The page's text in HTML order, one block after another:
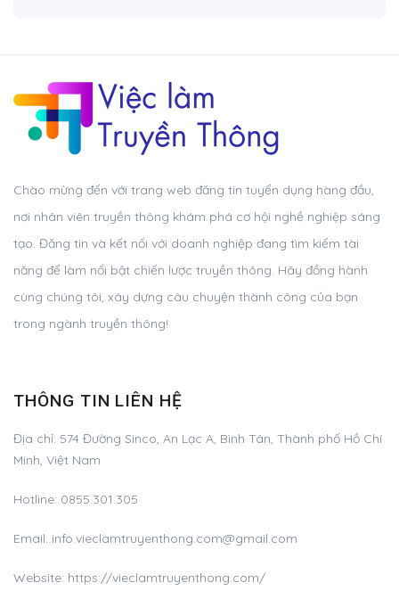
Chào mừng đến với trang web đăng tin tuyển dụng hàng đầu,
nơi nhân viên truyền thông khám phá cơ hội nghề nghiệp sáng
tạo. Đăng tin và kết nối với doanh nghiệp đang tìm kiếm tài
năng để làm nổi bật chiến lược truyền thông. Hãy đồng hành
cùng chúng tôi, xây dựng câu chuyện thành công của bạn
trong ngành truyền thông!
THÔNG TIN LIÊN HỆ
Địa chỉ: 574 Đường Sinco, An Lạc A, Bình Tân, Thành phố Hồ Chí
Minh, Việt Nam
Hotline: 0855.301.305
Email: info.vieclamtruyenthong.com@gmail.com
Website: https://vieclamtruyenthong.com/